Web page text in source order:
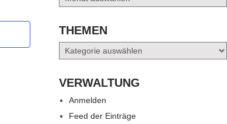
THEMEN
Themen
VERWALTUNG
Anmelden
Feed der Einträge